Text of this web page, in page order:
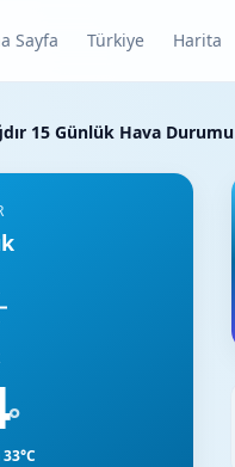
Sayfa Türkiye Harita
15 Günlük Hava Durumu
°
33°C